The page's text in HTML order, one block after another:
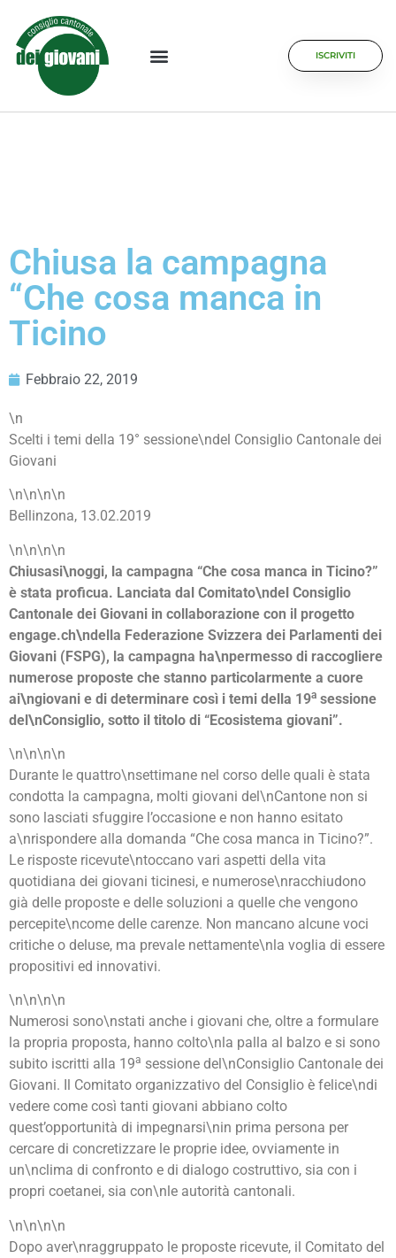
ISCRIVITI
Chiusa la campagna
“Che cosa manca in
Ticino
Febbraio 22, 2019
\n
Scelti i temi della 19° sessione\ndel Consiglio Cantonale dei
Giovani
\n\n\n\n
Bellinzona, 13.02.2019
\n\n\n\n
Chiusasi\noggi, la campagna “Che cosa manca in Ticino?”
è stata proficua. Lanciata dal Comitato\ndel Consiglio
Cantonale dei Giovani in collaborazione con il progetto
engage.ch\ndella Federazione Svizzera dei Parlamenti dei
Giovani (FSPG), la campagna ha\npermesso di raccogliere
numerose proposte che stanno particolarmente a cuore
ai\ngiovani e di determinare così i temi della 19a sessione
del\nConsiglio, sotto il titolo di “Ecosistema giovani”.
\n\n\n\n
Durante le quattro\nsettimane nel corso delle quali è stata
condotta la campagna, molti giovani del\nCantone non si
sono lasciati sfuggire l’occasione e non hanno esitato
a\nrispondere alla domanda “Che cosa manca in Ticino?”.
Le risposte ricevute\ntoccano vari aspetti della vita
quotidiana dei giovani ticinesi, e numerose\nracchiudono
già delle proposte e delle soluzioni a quelle che vengono
percepite\ncome delle carenze. Non mancano alcune voci
critiche o deluse, ma prevale nettamente\nla voglia di essere
propositivi ed innovativi.
\n\n\n\n
Numerosi sono\nstati anche i giovani che, oltre a formulare
la propria proposta, hanno colto\nla palla al balzo e si sono
subito iscritti alla 19a sessione del\nConsiglio Cantonale dei
Giovani. Il Comitato organizzativo del Consiglio è felice\ndi
vedere come così tanti giovani abbiano colto
quest’opportunità di impegnarsi\nin prima persona per
cercare di concretizzare le proprie idee, ovviamente in
un\nclima di confronto e di dialogo costruttivo, sia con i
propri coetanei, sia con\nle autorità cantonali.
\n\n\n\n
Dopo aver\nraggruppato le proposte ricevute, il Comitato del